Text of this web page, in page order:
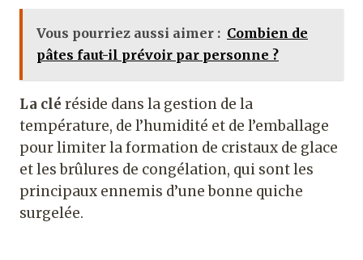
Vous pourriez aussi aimer : Combien de
pâtes faut-il prévoir par personne ?
La clé réside dans la gestion de la
température, de l’humidité et de l’emballage
pour limiter la formation de cristaux de glace
et les brûlures de congélation, qui sont les
principaux ennemis d’une bonne quiche
surgelée.